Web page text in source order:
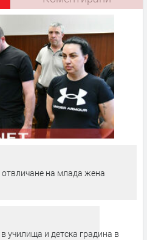
на млада жена
училища и детска градина в